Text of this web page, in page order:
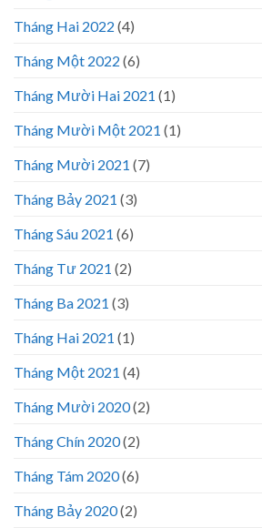
Tháng Hai 2022 (4)
Tháng Một 2022 (6)
Tháng Mười Hai 2021 (1)
Tháng Mười Một 2021 (1)
Tháng Mười 2021 (7)
Tháng Bảy 2021 (3)
Tháng Sáu 2021 (6)
Tháng Tư 2021 (2)
Tháng Ba 2021 (3)
Tháng Hai 2021 (1)
Tháng Một 2021 (4)
Tháng Mười 2020(2)
Tháng Chín 2020(2)
Tháng Tám 2020(6)
Tháng Bảy 2020(2)